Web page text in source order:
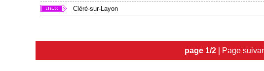
Cléré-sur-Layon
page 1/2 Page